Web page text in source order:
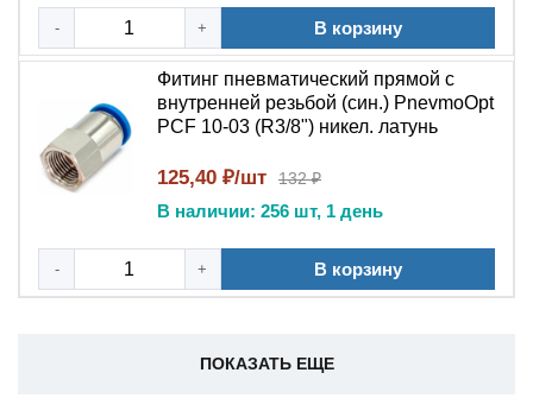
- + В корзину
Фитинг пневматический прямой с
внутренней резьбой (син.) PnevmoOpt
PCF 10-03 (R3/8") никел. латунь
125,40 ₽/шт 132 ₽
В наличии: 256 шт, 1 день
- + В корзину
ПОКАЗАТЬ ЕЩЕ